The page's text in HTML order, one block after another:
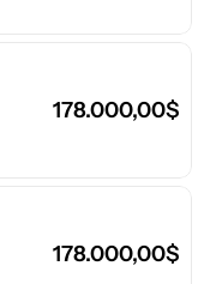
178.000,00$
178.000,00$